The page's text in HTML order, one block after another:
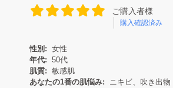
ご購入者様
購入確認済み
性別: 女性
年代: 50代
肌質: 敏感肌
あなたの1番の肌悩み:
ニキビ、吹き出物